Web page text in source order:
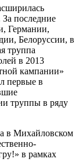
За последние
Германии,
Белоруссии, в
труппа
в 2013
кампании»
первые в
труппы в ряду
в Михайловском
в рамках